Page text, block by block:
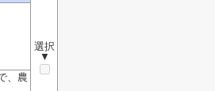
選択
▼
、農